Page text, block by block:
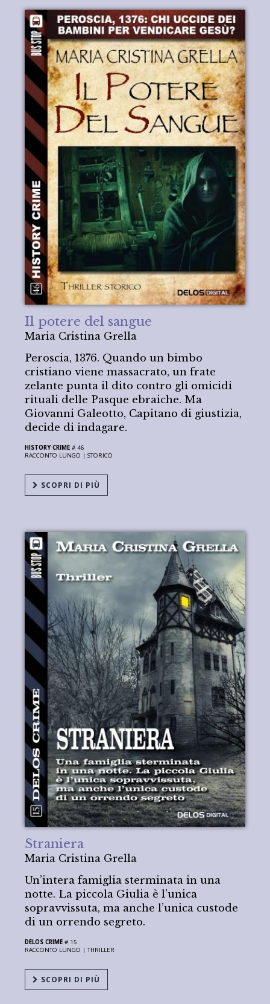
Il potere del sangue
Maria Cristina Grella
Peroscia, 1376. Quando un bimbo
cristiano viene massacrato, un frate
zelante punta il dito contro gli omicidi
rituali delle Pasque ebraiche. Ma
Giovanni Galeotto, Capitano di giustizia,
decide di indagare.
HISTORY CRIME # 46
RACCONTO LUNGO |STORICO
SCOPRI DI PIÙ
Straniera
Maria Cristina Grella
Un’intera famiglia sterminata in una
notte. La piccola Giulia è l’unica
sopravvissuta, ma anche l’unica custode
di un orrendo segreto.
DELOS CRIME # 15
RACCONTO LUNGO |THRILLER
SCOPRI DI PIÙ